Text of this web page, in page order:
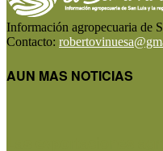
Información agropecuaria de
Contacto:
AUN MAS NOTICIAS